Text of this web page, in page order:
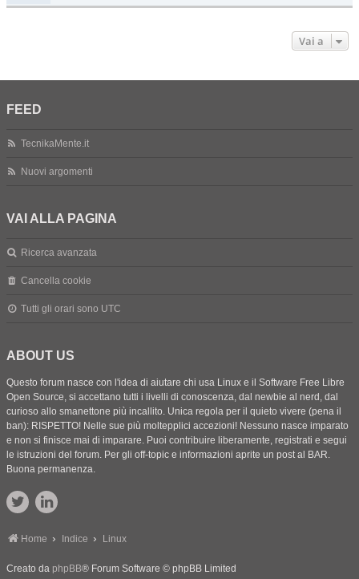
Vai a
FEED
TecnikaMente.it
Nuovi argomenti
VAI ALLA PAGINA
Ricerca avanzata
Cancella cookie
Tutti gli orari sono UTC
ABOUT US
Questo forum nasce con l'idea di aiutare chi usa Linux e il Software Free Libre
Open Source, si accettano tutti i livelli di conoscenza, dal newbie al nerd, dal
curioso allo smanettone più incallito. Unica regola per il quieto vivere (pena il
ban): RISPETTO! Nelle sue più moltepplici accezioni! Nessuno nasce imparato
e non si finisce mai di imparare. Puoi contribuire liberamente, registrati e segui
le istruzioni del forum. Per gli off-topic e informazioni aprite un post al BAR.
Buona permanenza.
Home Indice Linux
Creato da phpBB® Forum Software © phpBB Limited